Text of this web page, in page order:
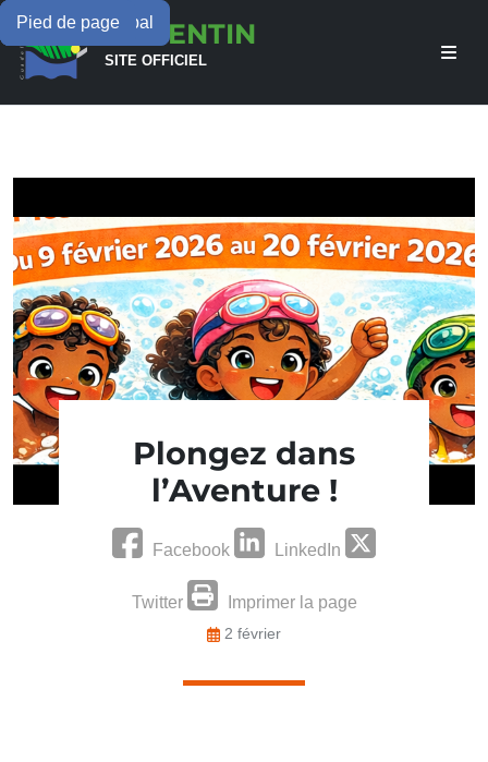
Menu principal
Contenu principal
Pied de pageLAMENTIN
SITE OFFICIEL
Plongez dans
l’Aventure !
Facebook LinkedIn
Twitter Imprimer la page
2 février